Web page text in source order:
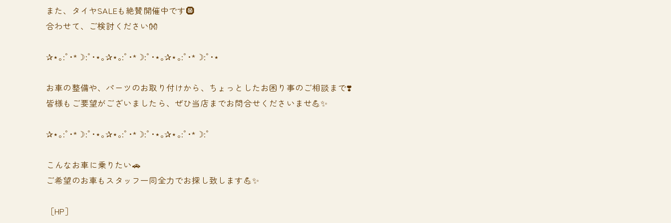
また、タイヤSALEも絶賛開催中です🛞
合わせて、ご検討ください👐
✰⋆｡:ﾟ･*☽:ﾟ･⋆｡✰⋆｡:ﾟ･*☽:ﾟ･⋆｡✰⋆｡:ﾟ･*☽:ﾟ･⋆
お車の整備や、パーツのお取り付けから、ちょっとしたお困り事のご相談まで❣️
皆様もご要望がございましたら、ぜひ当店までお問合せくださいませ💪✨
✰⋆｡:ﾟ･*☽:ﾟ･⋆｡✰⋆｡:ﾟ･*☽:ﾟ･⋆｡✰⋆｡:ﾟ･*☽:ﾟ
⁡⁡⁡こんなお車に乗りたい🚗
ご希望のお車もスタッフ一同全力でお探し致します💪✨
［HP］